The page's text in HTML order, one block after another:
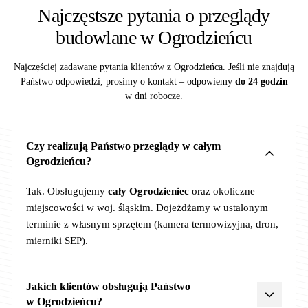
Najczęstsze pytania o przeglądy
budowlane w Ogrodzieńcu
Najczęściej zadawane pytania klientów z Ogrodzieńca. Jeśli nie znajdują
Państwo odpowiedzi, prosimy o kontakt – odpowiemy do 24 godzin
w dni robocze.
Czy realizują Państwo przeglądy w całym
Ogrodzieńcu?
Tak. Obsługujemy cały Ogrodzieniecoraz okoliczne
miejscowości w woj. śląskim. Dojeżdżamy w ustalonym
terminie z własnym sprzętem (kamera termowizyjna, dron,
mierniki SEP).
Jakich klientów obsługują Państwo
w Ogrodzieńcu?